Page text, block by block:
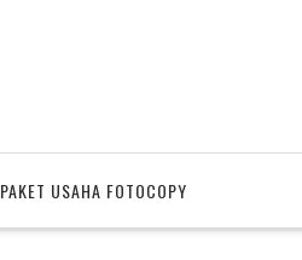
PAKET USAHA FOTOCOPY